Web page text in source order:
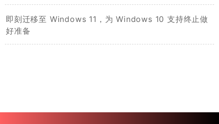
即刻迁移至 Windows 11，为 Windows 10 支持终止做
好准备